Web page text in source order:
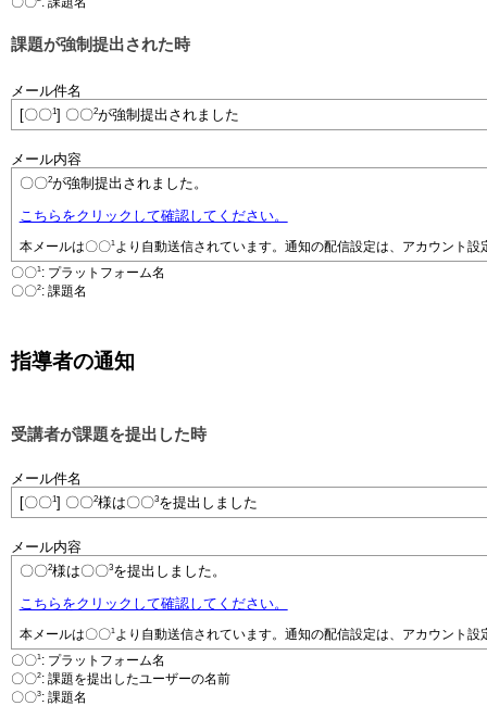
課題が強制提出された時
メール件名
[〇〇1] 〇〇2が強制提出されました
メール内容
〇〇2が強制提出されました。
こちらをクリックして確認してください。
本メールは〇〇1より自動送信されています。通知の配信設定は、アカウント設
〇〇1 : プラットフォーム名
〇〇2: 課題名
指導者の通知
受講者が課題を提出した時
メール件名
[〇〇1] 〇〇2様は〇〇3を提出しました
メール内容
〇〇2様は〇〇3を提出しました。
こちらをクリックして確認してください。
本メールは〇〇1より自動送信されています。通知の配信設定は、アカウント設
〇〇1: プラットフォーム名
〇〇2: 課題を提出したユーザーの名前
〇〇3: 課題名